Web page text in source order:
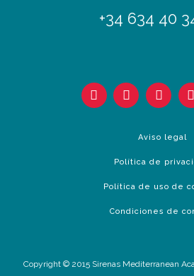
+34 634 40
Aviso legal
Política de
Política de uso de
Condiciones de
Copyright © 2015 Sirenas Mediterranean